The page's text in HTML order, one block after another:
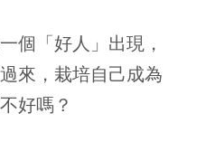
個「好人」出現，
來，栽培自己成為
好嗎？